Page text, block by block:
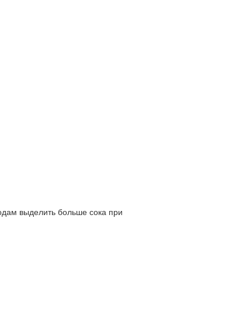
выделить больше сока при